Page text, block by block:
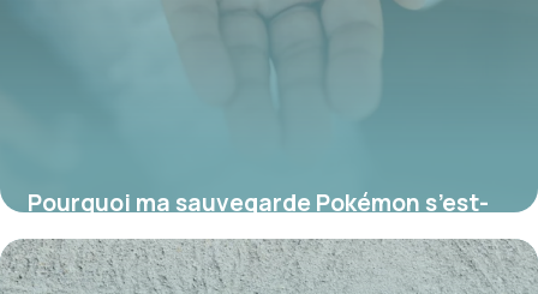
Pourquoi ma sauvegarde Pokémon s’est-
elle effacée ?
17 juillet 2026